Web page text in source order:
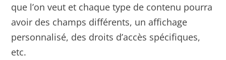
que l’on veut et chaque type de contenu pourra
avoir des champs différents, un affichage
personnalisé, des droits d’accès spécifiques,
etc.